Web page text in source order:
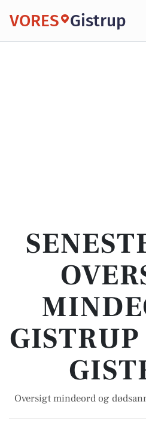
VORES Gistrup
GISTRUP
Oversigt mindeord og